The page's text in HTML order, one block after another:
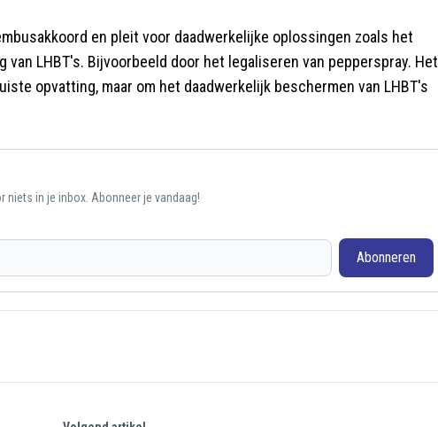
en pleit voor daadwerkelijke oplossingen zoals het
LHBT's. Bijvoorbeeld door het legaliseren van pepperspray. Het
opvatting, maar om het daadwerkelijk beschermen van LHBT's
niets in je inbox. Abonneer je vandaag!
Abonneren